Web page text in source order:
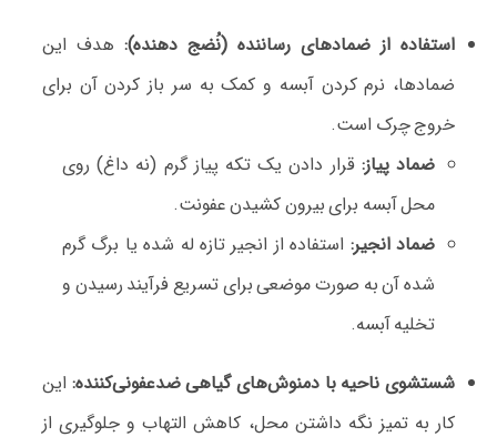
استفاده از ضمادهای رساننده (نُضج دهنده): هدف این
ضمادها، نرم کردن آبسه و کمک به سر باز کردن آن برای
خروج چرک است.
ضماد پیاز: قرار دادن یک تکه پیاز گرم (نه داغ) روی
محل آبسه برای بیرون کشیدن عفونت.
ضماد انجیر: استفاده از انجیر تازه له شده یا برگ گرم
شده آن به صورت موضعی برای تسریع فرآیند رسیدن و
تخلیه آبسه.
شستشوی ناحیه با دمنوش‌های گیاهی ضدعفونی‌کننده: این
کار به تمیز نگه داشتن محل، کاهش التهاب و جلوگیری از